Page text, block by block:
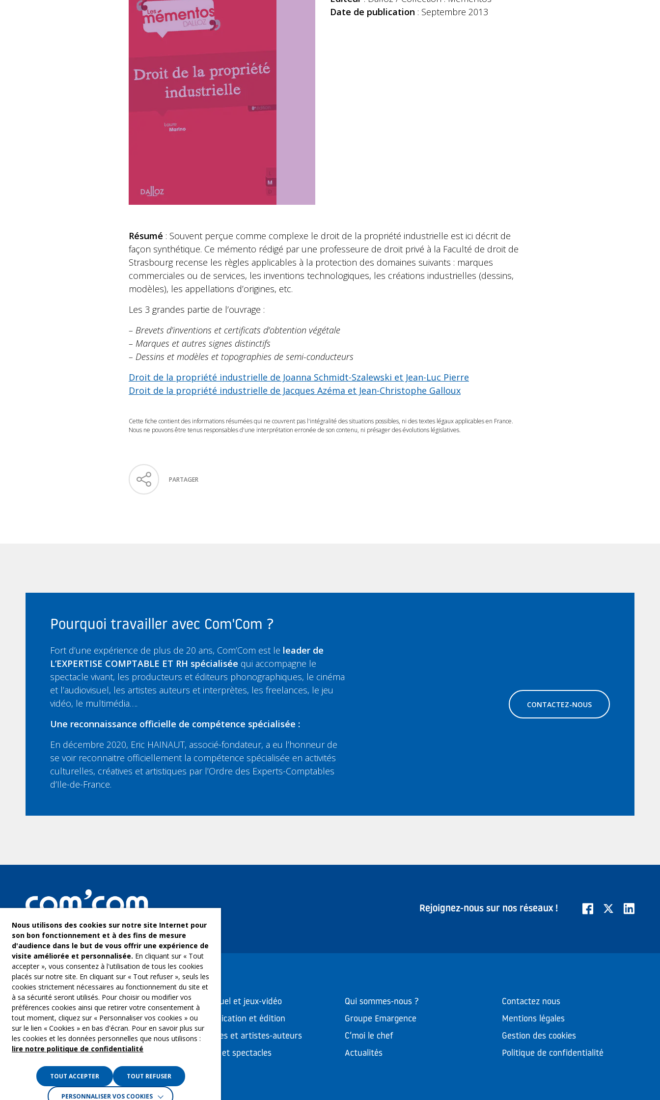
Date de publication : Septembre 2013
Résumé : Souvent perçue comme complexe le droit de la propriété industrielle est ici décrit de
façon synthétique. Ce mémento rédigé par une professeure de droit privé à la Faculté de droit de
Strasbourg recense les règles applicables à la protection des domaines suivants : marques
commerciales ou de services, les inventions technologiques, les créations industrielles (dessins,
modèles), les appellations d’origines, etc.
Les 3 grandes partie de l’ouvrage :
– Brevets d’inventions et certificats d’obtention végétale
– Marques et autres signes distinctifs
– Dessins et modèles et topographies de semi-conducteurs
Droit de la propriété industrielle de Joanna Schmidt-Szalewski et Jean-Luc Pierre
Droit de la propriété industrielle de Jacques Azéma et Jean-Christophe Galloux
Cette fiche contient des informations résumées qui ne couvrent pas l'intégralité des situations possibles, ni des textes légaux applicables en France.
Nous ne pouvons être tenus responsables d'une interprétation erronée de son contenu, ni présager des évolutions législatives.
PARTAGER
Pourquoi travailler avec Com'Com ?
Fort d’une expérience de plus de 20 ans, Com’Com est le leader de
L’EXPERTISE COMPTABLE ET RH spécialisée qui accompagne le
spectacle vivant, les producteurs et éditeurs phonographiques, le cinéma
et l’audiovisuel, les artistes auteurs et interprètes, les freelances, le jeu
vidéo, le multimédia….
Une reconnaissance officielle de compétence spécialisée :
En décembre 2020, Eric HAINAUT, associé-fondateur, a eu l’honneur de
se voir reconnaitre officiellement la compétence spécialisée en activités
culturelles, créatives et artistiques par l’Ordre des Experts-Comptables
d’Ile-de-France.
CONTACTEZ-NOUS
Rejoignez-nous sur nos réseaux !
COM’COM
Groupe Emargence
141 avenue de Wagram
75017 Paris
Tél. :01 53 19 00 00
Audiovisuel et jeux-vidéo
Communication et édition
Freelances et artistes-auteurs
Musique et spectacles
Qui sommes-nous ?
Groupe Emargence
C’moi le chef
Actualités
Contactez nous
Mentions légales
Gestion des cookies
Politique de confidentialité
Crédits : La Jungle
Nous utilisons des cookies sur notre site Internet pour
son bon fonctionnement et à des fins de mesure
d'audience dans le but de vous offrir une expérience de
visite améliorée et personnalisée. En cliquant sur « Tout
accepter », vous consentez à l'utilisation de tous les cookies
placés sur notre site. En cliquant sur « Tout refuser », seuls les
cookies strictement nécessaires au fonctionnement du site et
à sa sécurité seront utilisés. Pour choisir ou modifier vos
préférences cookies ainsi que retirer votre consentement à
tout moment, cliquez sur « Personnaliser vos cookies » ou
sur le lien « Cookies » en bas d'écran. Pour en savoir plus sur
les cookies et les données personnelles que nous utilisons :
lire notre politique de confidentialité
TOUT ACCEPTER TOUT REFUSER
PERSONNALISER VOS COOKIES